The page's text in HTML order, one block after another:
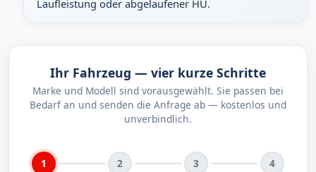
Laufleistung oder abgelaufener HU.
Ihr Fahrzeug — vier kurze Schritte
Marke und Modell sind vorausgewählt. Sie passen bei
Bedarf an und senden die Anfrage ab — kostenlos und
unverbindlich.
1 2 3 4